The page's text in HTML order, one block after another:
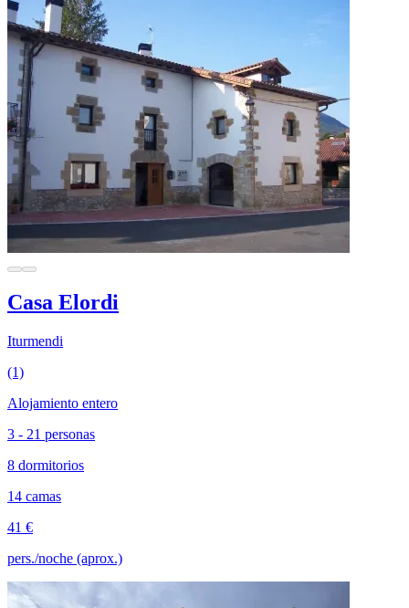
Casa Elordi
Iturmendi
(1)
Alojamiento entero
3 - 21 personas
8 dormitorios
14 camas
41 €
pers./noche (aprox.)